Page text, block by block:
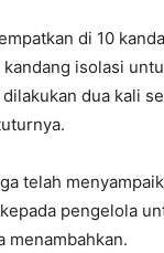
di 10
kandang isolasi
dua kali
telah
pengelola
menambahkan.